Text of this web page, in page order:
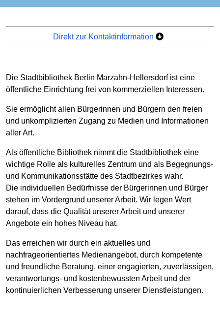
Direkt zur Kontaktinformation
Die Stadtbibliothek Berlin Marzahn-Hellersdorf ist eine
öffentliche Einrichtung frei von kommerziellen Interessen.
Sie ermöglicht allen Bürgerinnen und Bürgern den freien
und unkomplizierten Zugang zu Medien und Informationen
aller Art.
Als öffentliche Bibliothek nimmt die Stadtbibliothek eine
wichtige Rolle als kulturelles Zentrum und als Begegnungs-
und Kommunikationsstätte des Stadtbezirkes wahr.
Die individuellen Bedürfnisse der Bürgerinnen und Bürger
stehen im Vordergrund unserer Arbeit. Wir legen Wert
darauf, dass die Qualität unserer Arbeit und unserer
Angebote ein hohes Niveau hat.
Das erreichen wir durch ein aktuelles und
nachfrageorientiertes Medienangebot, durch kompetente
und freundliche Beratung, einer engagierten, zuverlässigen,
verantwortungs- und kostenbewussten Arbeit und der
kontinuierlichen Verbesserung unserer Dienstleistungen.